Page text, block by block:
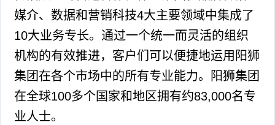
媒介、数据和营销科技4大主要领域中集成了
10大业务专长。通过一个统一而灵活的组织
机构的有效推进，客户们可以便捷地运用阳狮
集团在各个市场中的所有专业能力。阳狮集团
在全球100多个国家和地区拥有约83,000名专
业人士。